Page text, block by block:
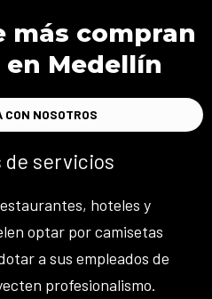
más compran
Medellín
CON NOSOTROS
de servicios
hoteles y
optar por camisetas
a sus empleados de
profesionalismo.